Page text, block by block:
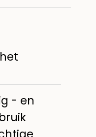
- en